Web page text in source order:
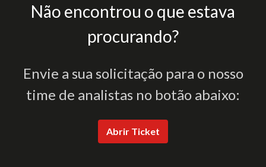
Não encontrou o que estava
procurando?
Envie a sua solicitação para o nosso
time de analistas no botão abaixo:
Abrir Ticket